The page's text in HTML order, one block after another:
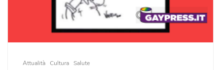
Attualità Cultura Salute